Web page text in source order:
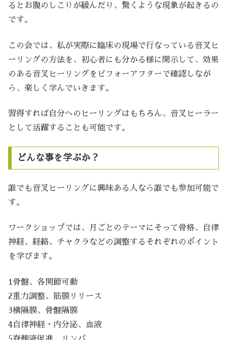
るとお腹のしこりが緩んだり、驚くような現象が起きるの
です。
この会では、私が実際に臨床の現場で行なっている音叉ヒ
ーリングの方法を、初心者にも分かる様に開示して、効果
のある音叉ヒーリングをビフォーアフターで確認しなが
ら、楽しく学んでいきます。
習得すれば自分へのヒーリングはもちろん、音叉ヒーラー
として活躍することも可能です。
どんな事を学ぶか？
誰でも音叉ヒーリングに興味ある人なら誰でも参加可能で
す。
ワークショップでは、月ごとのテーマにそって骨格、自律
神経、経絡、チャクラなどの調整するそれぞれのポイント
を学びます。
1骨盤、各関節可動
2重力調整、筋膜リリース
3横隔膜、骨盤隔膜
4自律神経・内分泌、血液